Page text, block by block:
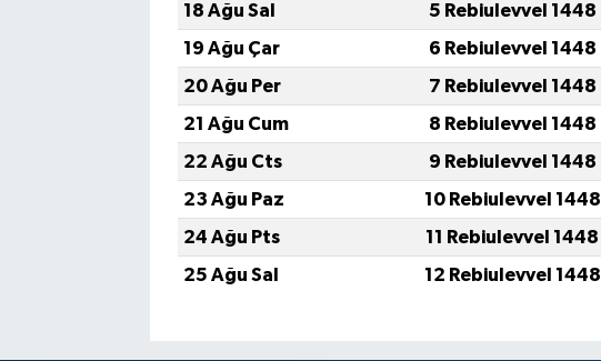
18 Ağu Sal
5 Rebiulevvel 1448
19 Ağu Çar
6 Rebiulevvel 1448
20 Ağu Per
7 Rebiulevvel 1448
21 Ağu Cum
8 Rebiulevvel 1448
22 Ağu Cts
9 Rebiulevvel 1448
23 Ağu Paz
10 Rebiulevvel 1448
24 Ağu Pts
11 Rebiulevvel 1448
25 Ağu Sal
12 Rebiulevvel 1448